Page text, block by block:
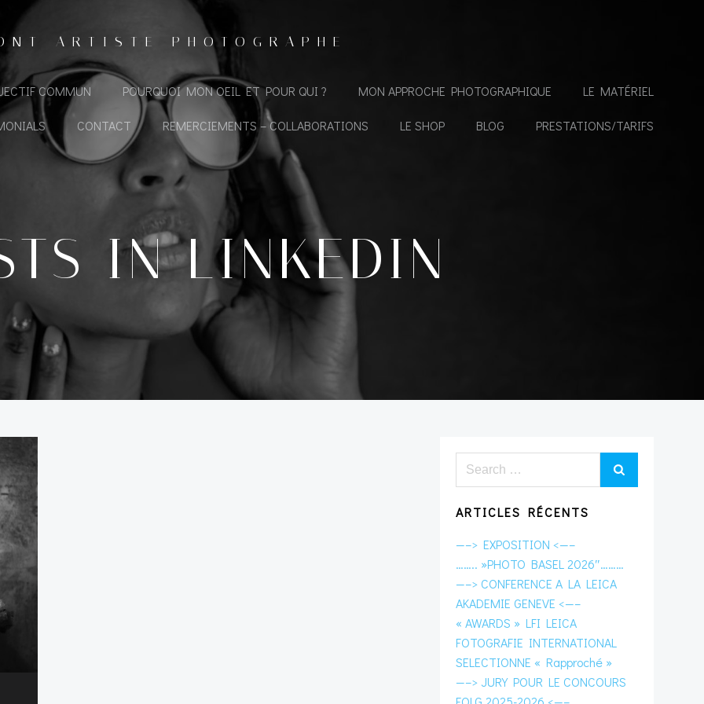
ARTISTE PHOTOGRAPHE
COMMUN POURQUOI MON OEIL ET POUR QUI ? MON APPROCHE PHOTOGRAPHIQUE LE MATÉRIEL
CONTACT REMERCIEMENTS – COLLABORATIONS LE SHOP BLOG PRESTATIONS/TARIFS
IN LINKEDIN
Search
ARTICLES RÉCENTS
—–> EXPOSITION <—–
…….. »PHOTO BASEL 2026″………
—–> CONFERENCE A LA LEICA
AKADEMIE GENEVE <—–
« AWARDS » LFI LEICA
FOTOGRAFIE INTERNATIONAL
SELECTIONNE « Rapproché »
—–> JURY POUR LE CONCOURS